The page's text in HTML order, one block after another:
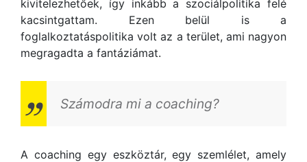
kivitelezhetőek, így inkább a szociálpolitika felé
kacsintgattam. Ezen belül is a
foglalkoztatáspolitika volt az a terület, ami nagyon
megragadta a fantáziámat.
Számodra mi a coaching?
A coaching egy eszköztár, egy szemlélet, amely